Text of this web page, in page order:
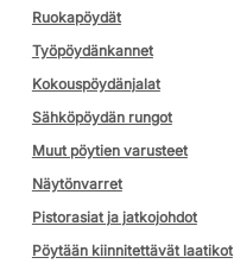
Ruokapöydät
Työpöydänkannet
Kokouspöydänjalat
Sähköpöydän rungot
Muut pöytien varusteet
Näytönvarret
Pistorasiat ja jatkojohdot
Pöytään kiinnitettävät laatikot